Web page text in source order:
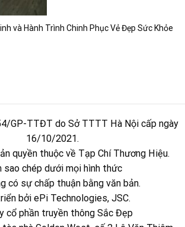
và Hành Trình Chinh Phục Vẻ Đẹp Sức Khỏe
GP-TTĐT do Sở TTTT Hà Nội cấp ngày
16/10/2021.
quyền thuộc về Tạp Chí Thương Hiệu.
sao chép dưới mọi hình thức
có sự chấp thuận bằng văn bản.
bởi ePi Technologies, JSC.
cổ phần truyền thông Sắc Đẹp